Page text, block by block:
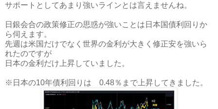
サポートとしてあまり強いラインとは言えませんね。
日銀会合の政策修正の思惑が強いことは日本国債利回りか
ら伺えます。
先週は米国だけでなく世界の金利が大きく修正安を強いら
れたのですが
日本の金利だけ上昇していました。
※日本の10年債利回りは 0.48％まで上昇してきました。